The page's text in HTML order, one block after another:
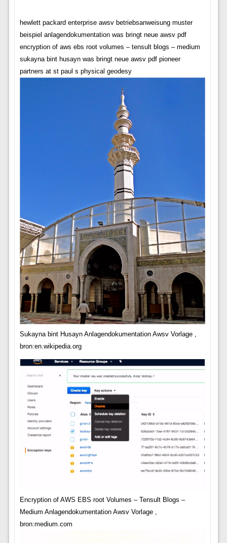
hewlett packard enterprise awsv betriebsanweisung muster
beispiel anlagendokumentation was bringt neue awsv pdf
encryption of aws ebs root volumes – tensult blogs – medium
sukayna bint husayn was bringt neue awsv pdf pioneer
partners at st paul s physical geodesy
Sukayna bint Husayn Anlagendokumentation Awsv Vorlage ,
bron:en.wikipedia.org
Encryption of AWS EBS root Volumes – Tensult Blogs –
Medium Anlagendokumentation Awsv Vorlage ,
bron:medium.com